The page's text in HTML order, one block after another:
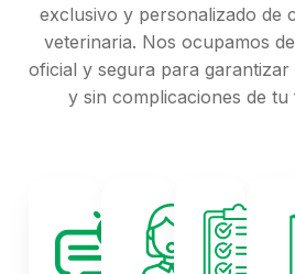
exclusivo y personalizado de
veterinaria. Nos ocupamos
oficial y segura para
y sin complicaciones de